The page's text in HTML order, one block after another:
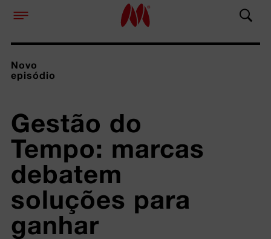
Novo
episódio
Gestão do
Tempo: marcas
debatem
soluções para
ganhar